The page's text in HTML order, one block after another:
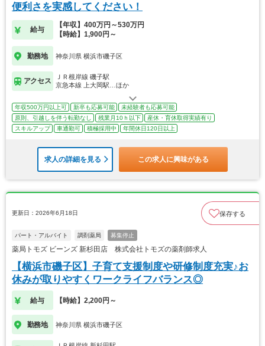
便利さを実感してください！
給与
【年収】400万円～530万円
【時給】1,900円～
勤務地 神奈川県 横浜市磯子区
アクセス
ＪＲ根岸線 磯子駅
京急本線 上大岡駅…ほか
年収500万円以上可 新卒も応募可能
未経験者も応募可能
原則、引越しを伴う転勤なし
残業月10ｈ以下
産休・育休取得実績有り
スキルアップ
車通勤可 積極採用中 年間休日120日以上
求人の詳細を見る この求人に興味がある
更新日：2026年6月18日 保存する
パート・アルバイト 調剤薬局 募集停止
薬局トモズ ビーンズ 新杉田店 株式会社トモズの薬剤師求人
【横浜市磯子区】子育て支援制度や研修制度充実♪お
休みが取りやすくワークライフバランス◎
給与 【時給】2,200円～
勤務地 神奈川県 横浜市磯子区